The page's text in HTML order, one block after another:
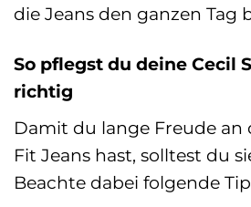
die Jeans den ganzen Tag
So pflegst du deine Cecil
richtig
Damit du lange Freude an
Fit Jeans hast, solltest du
Beachte dabei folgende